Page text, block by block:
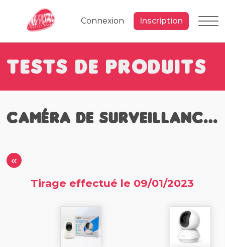
Connexion Inscription
Tests de Produits
Caméra de surveillance Wifi
«
Tirage effectué le 09/01/2023